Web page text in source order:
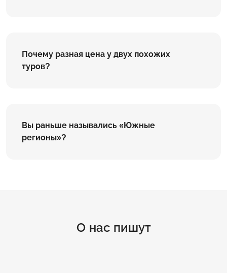
Почему разная цена у двух похожих
туров?
Вы раньше назывались «Южные
регионы»?
О нас пишут